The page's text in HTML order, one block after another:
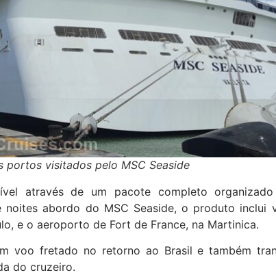
portos visitados pelo MSC Seaside
através de um pacote completo
noites abordo do MSC Seaside, o produto inclui
e o aeroporto de Fort de France, na Martinica.
voo fretado no retorno ao Brasil e também
do cruzeiro.